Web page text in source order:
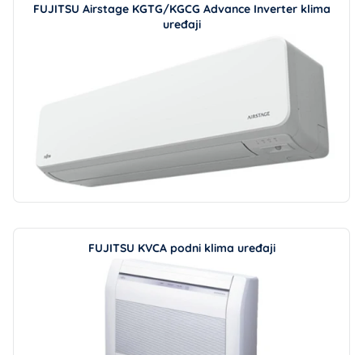
FUJITSU Airstage KGTG/KGCG Advance Inverter klima
uređaji
FUJITSU KVCA podni klima uređaji